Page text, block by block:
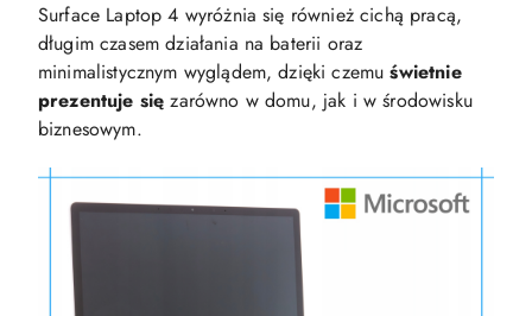
Surface Laptop 4 wyróżnia się również cichą pracą,
długim czasem działania na baterii oraz
minimalistycznym wyglądem, dzięki czemuświetnie
prezentuje sięzarówno w domu, jak i w środowisku
biznesowym.